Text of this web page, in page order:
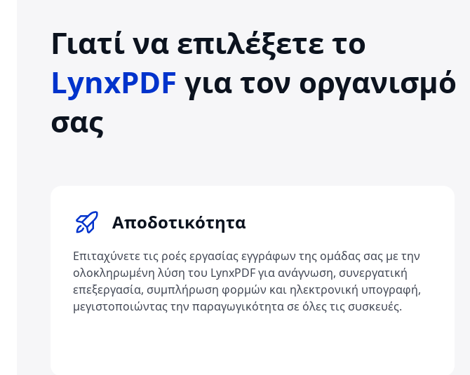
Γιατί να επιλέξετε το
LynxPDF για τον οργανισμό
σας
Αποδοτικότητα
Επιταχύνετε τις ροές εργασίας εγγράφων της ομάδας σας με την
ολοκληρωμένη λύση του LynxPDF για ανάγνωση, συνεργατική
επεξεργασία, συμπλήρωση φορμών και ηλεκτρονική υπογραφή,
μεγιστοποιώντας την παραγωγικότητα σε όλες τις συσκευές.